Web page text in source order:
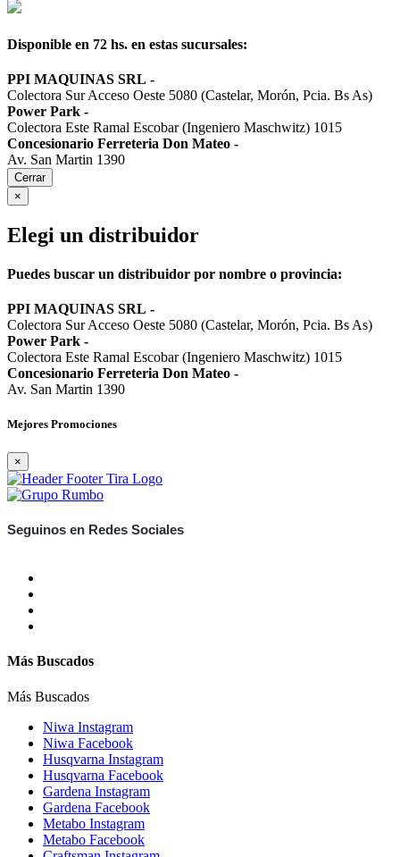
Disponible en 72 hs. en estas sucursales:
PPI MAQUINAS SRL -
Colectora Sur Acceso Oeste 5080 (Castelar, Morón, Pcia. Bs As)
Power Park -
Colectora Este Ramal Escobar (Ingeniero Maschwitz) 1015
Concesionario Ferreteria Don Mateo -
Av. San Martin 1390
Cerrar
×
Elegi un distribuidor
Puedes buscar un distribuidor por nombre o provincia:
PPI MAQUINAS SRL -
Colectora Sur Acceso Oeste 5080 (Castelar, Morón, Pcia. Bs As)
Power Park -
Colectora Este Ramal Escobar (Ingeniero Maschwitz) 1015
Concesionario Ferreteria Don Mateo -
Av. San Martin 1390
Mejores Promociones
×
Seguinos en Redes Sociales
Más Buscados
Más Buscados
Niwa Instagram
Niwa Facebook
Husqvarna Instagram
Husqvarna Facebook
Gardena Instagram
Gardena Facebook
Metabo Instagram
Metabo Facebook